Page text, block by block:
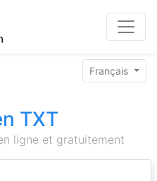
Français
TXT
ligne et gratuitement